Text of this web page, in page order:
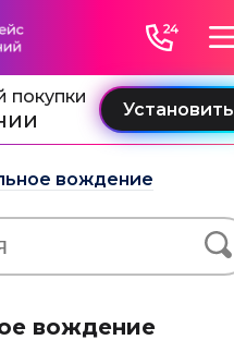
покупки
вождение
вождение